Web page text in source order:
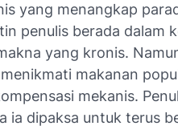
yang menangkap
penulis berada dalam
yang kronis.
makanan
mekanis.
ia dipaksa untuk terus